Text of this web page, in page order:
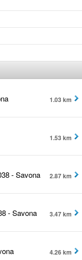
1.03 km
1.53 km
- Savona
2.87 km
- Savona
3.47 km
4.26 km